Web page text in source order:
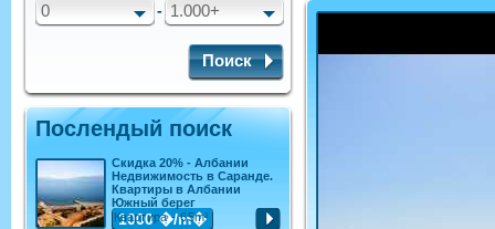
0 - 1.000+
Поиск
Послендый поиск
Скидка 20% - Албании
Недвижимость в Саранде.
Квартиры в Албании
Южный берег
Квартира - 65m²
1000�/m�